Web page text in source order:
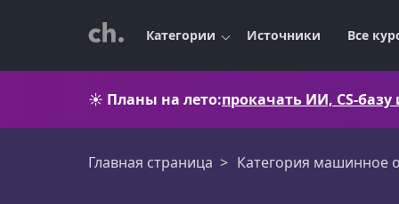
Категории Источники Все
☀️ Планы на лето:прокачать ИИ, CS-
Главная страница Категория машинное